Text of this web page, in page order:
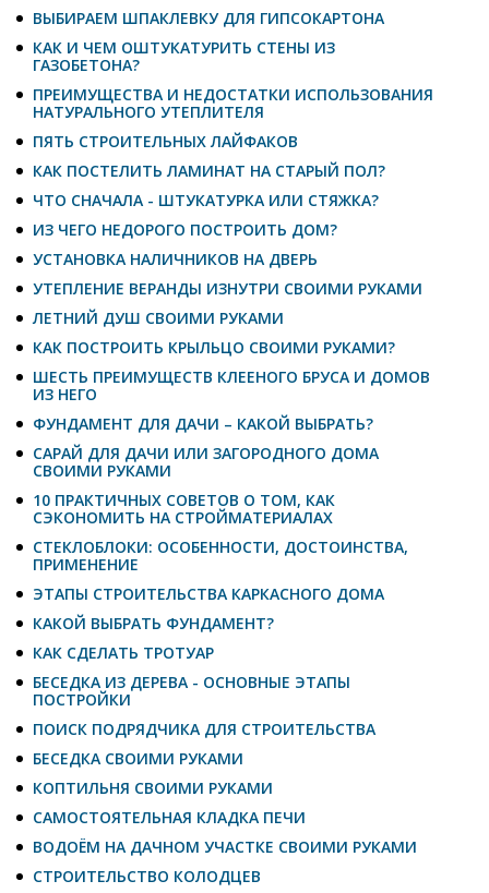
ВЫБИРАЕМ ШПАКЛЕВКУ ДЛЯ ГИПСОКАРТОНА
КАК И ЧЕМ ОШТУКАТУРИТЬ СТЕНЫ ИЗ
ГАЗОБЕТОНА?
ПРЕИМУЩЕСТВА И НЕДОСТАТКИ ИСПОЛЬЗОВАНИЯ
НАТУРАЛЬНОГО УТЕПЛИТЕЛЯ
ПЯТЬ СТРОИТЕЛЬНЫХ ЛАЙФАКОВ
КАК ПОСТЕЛИТЬ ЛАМИНАТ НА СТАРЫЙ ПОЛ?
ЧТО СНАЧАЛА - ШТУКАТУРКА ИЛИ СТЯЖКА?
ИЗ ЧЕГО НЕДОРОГО ПОСТРОИТЬ ДОМ?
УСТАНОВКА НАЛИЧНИКОВ НА ДВЕРЬ
УТЕПЛЕНИЕ ВЕРАНДЫ ИЗНУТРИ СВОИМИ РУКАМИ
ЛЕТНИЙ ДУШ СВОИМИ РУКАМИ
КАК ПОСТРОИТЬ КРЫЛЬЦО СВОИМИ РУКАМИ?
ШЕСТЬ ПРЕИМУЩЕСТВ КЛЕЕНОГО БРУСА И ДОМОВ
ИЗ НЕГО
ФУНДАМЕНТ ДЛЯ ДАЧИ – КАКОЙ ВЫБРАТЬ?
САРАЙ ДЛЯ ДАЧИ ИЛИ ЗАГОРОДНОГО ДОМА
СВОИМИ РУКАМИ
10 ПРАКТИЧНЫХ СОВЕТОВ О ТОМ, КАК
СЭКОНОМИТЬ НА СТРОЙМАТЕРИАЛАХ
СТЕКЛОБЛОКИ: ОСОБЕННОСТИ, ДОСТОИНСТВА,
ПРИМЕНЕНИЕ
ЭТАПЫ СТРОИТЕЛЬСТВА КАРКАСНОГО ДОМА
КАКОЙ ВЫБРАТЬ ФУНДАМЕНТ?
КАК СДЕЛАТЬ ТРОТУАР
БЕСЕДКА ИЗ ДЕРЕВА - ОСНОВНЫЕ ЭТАПЫ
ПОСТРОЙКИ
ПОИСК ПОДРЯДЧИКА ДЛЯ СТРОИТЕЛЬСТВА
БЕСЕДКА СВОИМИ РУКАМИ
КОПТИЛЬНЯ СВОИМИ РУКАМИ
САМОСТОЯТЕЛЬНАЯ КЛАДКА ПЕЧИ
ВОДОЁМ НА ДАЧНОМ УЧАСТКЕ СВОИМИ РУКАМИ
СТРОИТЕЛЬСТВО КОЛОДЦЕВ